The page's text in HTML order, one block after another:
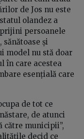
de Jos nu este
olandez a
persoanele
și
model nu stă doar
în care acestea
esențială care
de tot ce
de atunci
către municipii”,
decid ce